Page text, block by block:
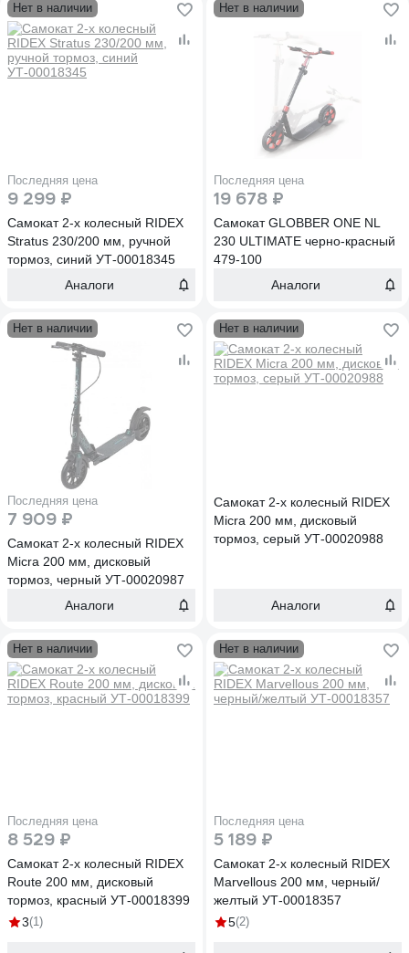
Нет в наличии
Последняя цена
9 299 ₽
Самокат 2-х колесный RIDEX
Stratus 230/200 мм, ручной
тормоз, синий УТ-00018345
Аналоги
Нет в наличии
Последняя цена
19 678 ₽
Самокат GLOBBER ONE NL
230 ULTIMATE черно-красный
479-100
Аналоги
Нет в наличии
Последняя цена
7 909 ₽
Самокат 2-х колесный RIDEX
Micra 200 мм, дисковый
тормоз, черный УТ-00020987
Аналоги
Нет в наличии
Самокат 2-х колесный RIDEX
Micra 200 мм, дисковый
тормоз, серый УТ-00020988
Аналоги
Нет в наличии
Последняя цена
8 529 ₽
Самокат 2-х колесный RIDEX
Route 200 мм, дисковый
тормоз, красный УТ-00018399
3(1)
Нет в наличии
Последняя цена
5 189 ₽
Самокат 2-х колесный RIDEX
Marvellous 200 мм, черный/
желтый УТ-00018357
5(2)